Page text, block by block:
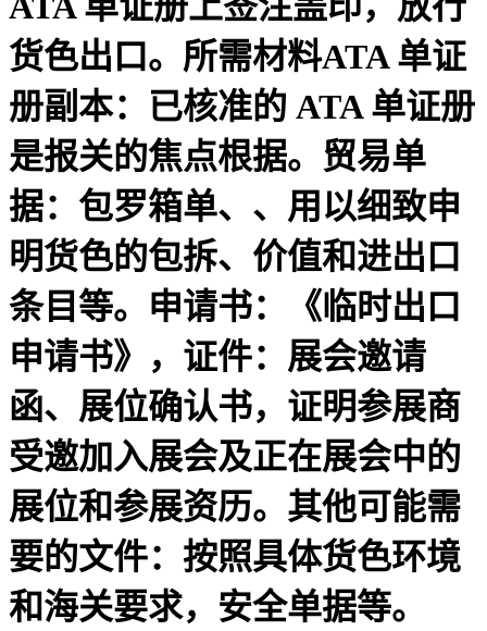
货色出口。所需材料ATA 单证
册副本：已核准的 ATA 单证册
是报关的焦点根据。贸易单
据：包罗箱单、、用以细致申
明货色的包拆、价值和进出口
条目等。申请书：《临时出口
申请书》，证件：展会邀请
函、展位确认书，证明参展商
受邀加入展会及正在展会中的
展位和参展资历。其他可能需
要的文件：按照具体货色环境
和海关要求，安全单据等。